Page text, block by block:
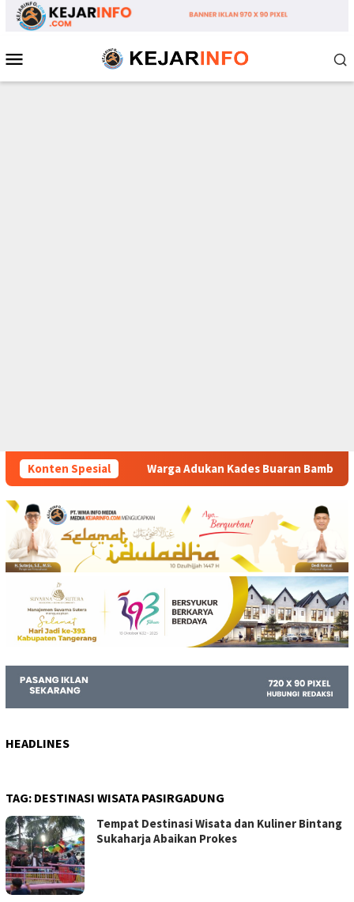
Loncat
Mobile
Konten Spesial
Warga Adukan Kades Buaran Bambu Atas Dugaan Pungutan
HEADLINES
TAG: DESTINASI WISATA PASIRGADUNG
Tempat Destinasi Wisata dan Kuliner Bintang
Sukaharja Abaikan Prokes